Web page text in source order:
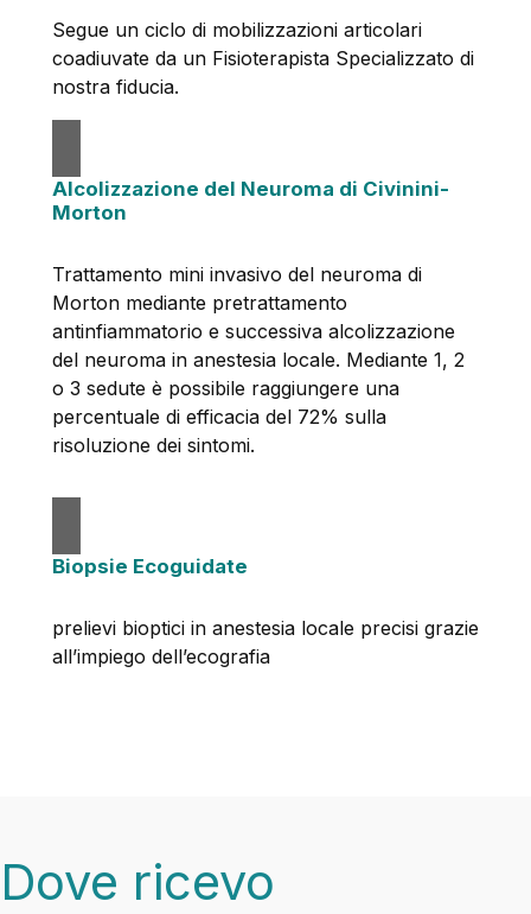
Segue un ciclo di mobilizzazioni articolari
coadiuvate da un Fisioterapista Specializzato di
nostra fiducia.
Alcolizzazione del Neuroma di Civinini-
Morton
Trattamento mini invasivo del neuroma di
Morton mediante pretrattamento
antinfiammatorio e successiva alcolizzazione
del neuroma in anestesia locale. Mediante 1, 2
o 3 sedute è possibile raggiungere una
percentuale di efficacia del 72% sulla
risoluzione dei sintomi.
Biopsie Ecoguidate
prelievi bioptici in anestesia locale precisi grazie
all’impiego dell’ecografia
Dove ricevo